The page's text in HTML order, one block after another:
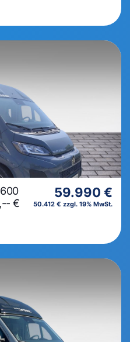
€
59.990 €
50.412 € zzgl. 19% MwSt.